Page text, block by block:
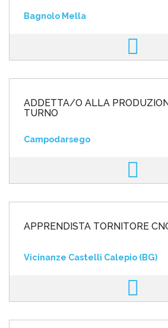
Bagnolo Mella
ADDETTA/O ALLA
TURNO
Campodarsego
APPRENDISTA TORNITORE
Vicinanze Castelli Calepio (BG)